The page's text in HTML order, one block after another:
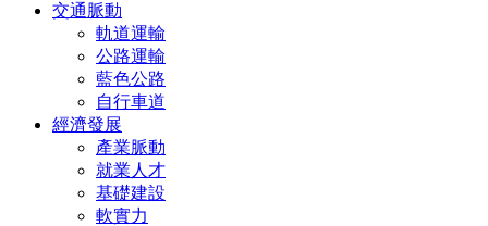
交通脈動
軌道運輸
公路運輸
藍色公路
自行車道
經濟發展
產業脈動
就業人才
基礎建設
軟實力